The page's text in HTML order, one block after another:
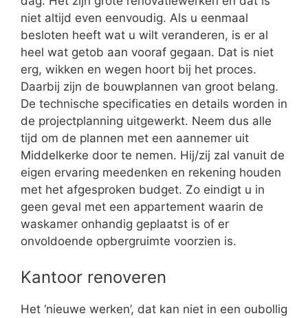
niet altijd even eenvoudig. Als u eenmaal
besloten heeft wat u wilt veranderen, is er al
heel wat getob aan vooraf gegaan. Dat is niet
erg, wikken en wegen hoort bij het proces.
Daarbij zijn de bouwplannen van groot belang.
De technische specificaties en details worden in
de projectplanning uitgewerkt. Neem dus alle
tijd om de plannen met een aannemer uit
Middelkerke door te nemen. Hij/zij zal vanuit de
eigen ervaring meedenken en rekening houden
met het afgesproken budget. Zo eindigt u in
geen geval met een appartement waarin de
waskamer onhandig geplaatst is of er
onvoldoende opbergruimte voorzien is.
Kantoor renoveren
Het ‘nieuwe werken’, dat kan niet in een oubollig